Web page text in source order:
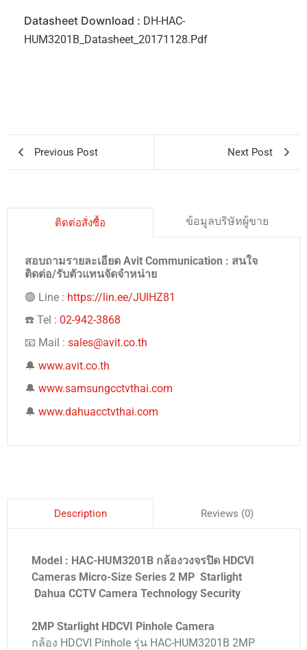
Datasheet Download : DH-HAC-
HUM3201B_Datasheet_20171128.pdf
Previous Post Next Post
ติดต่อสั่งซื้อ ข้อมูลบริษัทผู้ขาย
สอบถามรายละเอียด Avit Communication : สนใจ
ติดต่อ/รับตัวแทนจัดจำหน่าย
🟢 Line : https://lin.ee/JUIHZ81
☎️ Tel : 02-942-3868
📧 Mail : sales@avit.co.th
🔔 www.avit.co.th
🔔 www.samsungcctvthai.com
🔔 www.dahuacctvthai.com
Description Reviews (0)
Model : HAC-HUM3201B กล้องวงจรปิด HDCVI
Cameras Micro-Size Series 2 MP Starlight
Dahua CCTV Camera Technology Security
2MP Starlight HDCVI Pinhole Camera
กล้อง HDCVI Pinhole รุ่น HAC-HUM3201B 2MP